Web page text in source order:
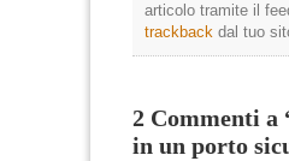
articolo tramite il
trackback dal tuo
2 Commenti a
in un porto